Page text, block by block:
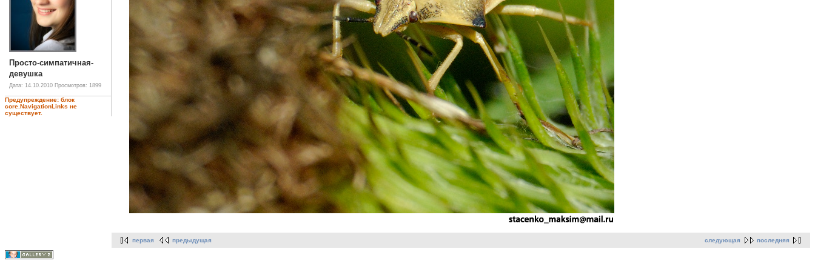
Просто-симпатичная-
девушка
Дата: 14.10.2010 Просмотров: 1899
Предупреждение: блок
core.NavigationLinks не
существует.
следующая последняя
первая предыдущая